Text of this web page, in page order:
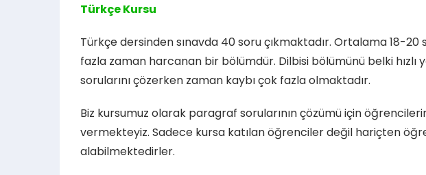
Türkçe Kursu
Türkçe dersinden sınavda 40 soru çıkmaktadır. Ortalama 18-
fazla zaman harcanan bir bölümdür. Dilbisi bölümünü belki
sorularını çözerken zaman kaybı çok fazla olmaktadır.
Biz kursumuz olarak paragraf sorularının çözümü için
vermekteyiz. Sadece kursa katılan öğrenciler değil hariçten
alabilmektedirler.